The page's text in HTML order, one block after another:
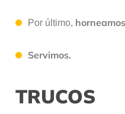
Por último,
Servimos.
TRUCOS